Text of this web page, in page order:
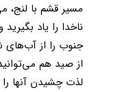
مسیر قشم با لنج،
ناخدا را یاد
جنوب را از
از صید هم
لذت چشیدن آنها را